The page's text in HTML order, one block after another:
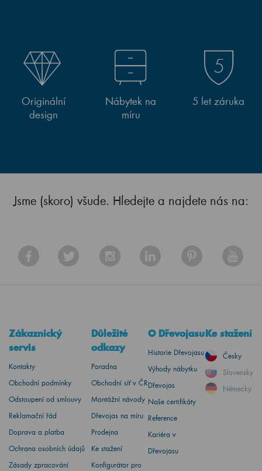
Originální
design
Nábytek na
míru
5 let záruka
Jsme (skoro) všude. Hledejte a najdete nás na:
Zákaznický
servis
Kontakty
Obchodní podmínky
Odstoupení od smlouvy
Reklamační řád
Doprava a platba
Ochrana osobních údajů
Zásady zpracování
Důležité
odkazy
Poradna
Obchodní síť v ČR
Montážní návody
Dřevojas na míru
Prodejna
Ke stažení
Konfigurátor pro
O Dřevojasu
Historie Dřevojasu
Výhody nábytku
Dřevojas
Naše certifikáty
Reference
Kariéra v
Dřevojasu
Ke stažení
Česky
Slovensky
Německy